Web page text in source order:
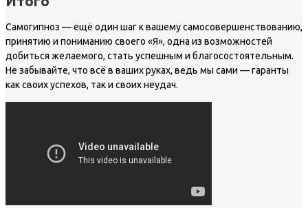
Самогипноз — ещё один шаг к вашему самосовершенствованию,
принятию и пониманию своего «Я», одна из возможностей
добиться желаемого, стать успешным и благосостоятельным.
Не забывайте, что всё в ваших руках, ведь мы сами — гаранты
как своих успехов, так и своих неудач.